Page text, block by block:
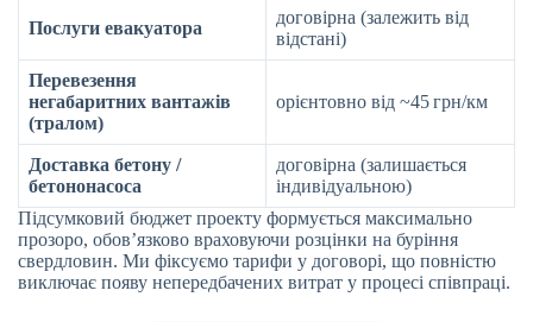
Послуги евакуатора
договірна (залежить від
відстані)
Перевезення
негабаритних вантажів
(тралом)
орієнтовно від ~45 грн/км
Доставка бетону /
бетононасоса
договірна (залишається
індивідуальною)
Підсумковий бюджет проекту формується максимально
прозоро, обов’язково враховуючи розцінки на буріння
свердловин. Ми фіксуємо тарифи у договорі, що повністю
виключає появу непередбачених витрат у процесі співпраці.